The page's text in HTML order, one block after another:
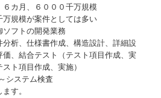
カ月、６０００千万規模
万規模が案件としては多い
ソフトの開発業務
析、仕様書作成、構造設計、詳細設
、結合テスト（テスト項目作成、実
ト項目作成、実施）
システム検査
す。